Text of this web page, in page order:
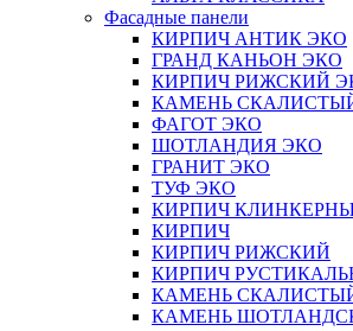
Фасадные панели
КИРПИЧ АНТИК ЭКО
ГРАНД КАНЬОН ЭКО
КИРПИЧ РИЖСКИЙ
КАМЕНЬ
ФАГОТ ЭКО
ШОТЛАНДИЯ ЭКО
ГРАНИТ ЭКО
ТУФ ЭКО
КИРПИЧ
КИРПИЧ
КИРПИЧ РИЖСКИЙ
КИРПИЧ
КАМЕНЬ
КАМЕНЬ